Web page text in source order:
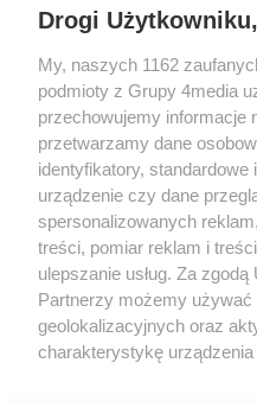
Redakcja Reklama
Drogi Użytkowniku,
My, naszych 1162
podmioty z Grupy 4media
przechowujemy informacje
przetwarzamy dane
identyfikatory, standardowe
urządzenie czy dane
spersonalizowanych
treści, pomiar reklam i
ulepszanie usług. Za
Partnerzy możemy używać
geolokalizacyjnych oraz
charakterystykę urządzenia